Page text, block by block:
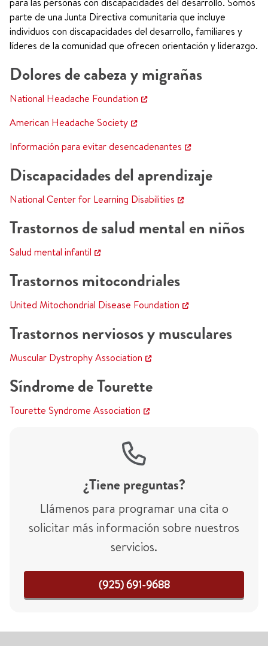
parte de una Junta Directiva comunitaria que incluye
individuos con discapacidades del desarrollo, familiares y
líderes de la comunidad que ofrecen orientación y liderazgo.
Dolores de cabeza y migrañas
National Headache Foundation
American Headache Society
Información para evitar desencadenantes
Discapacidades del aprendizaje
National Center for Learning Disabilities
Trastornos de salud mental en niños
Salud mental infantil
Trastornos mitocondriales
United Mitochondrial Disease Foundation
Trastornos nerviosos y musculares
Muscular Dystrophy Association
Síndrome de Tourette
Tourette Syndrome Association
¿Tiene preguntas?
Llámenos para programar una cita o
solicitar más información sobre nuestros
servicios.
(925) 691-9688